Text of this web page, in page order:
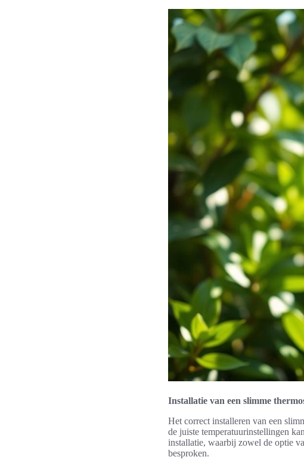
Installatie van een slimme
Het correct installeren van een
de juiste temperatuurinstellingen
installatie, waarbij zowel de optie
besproken.